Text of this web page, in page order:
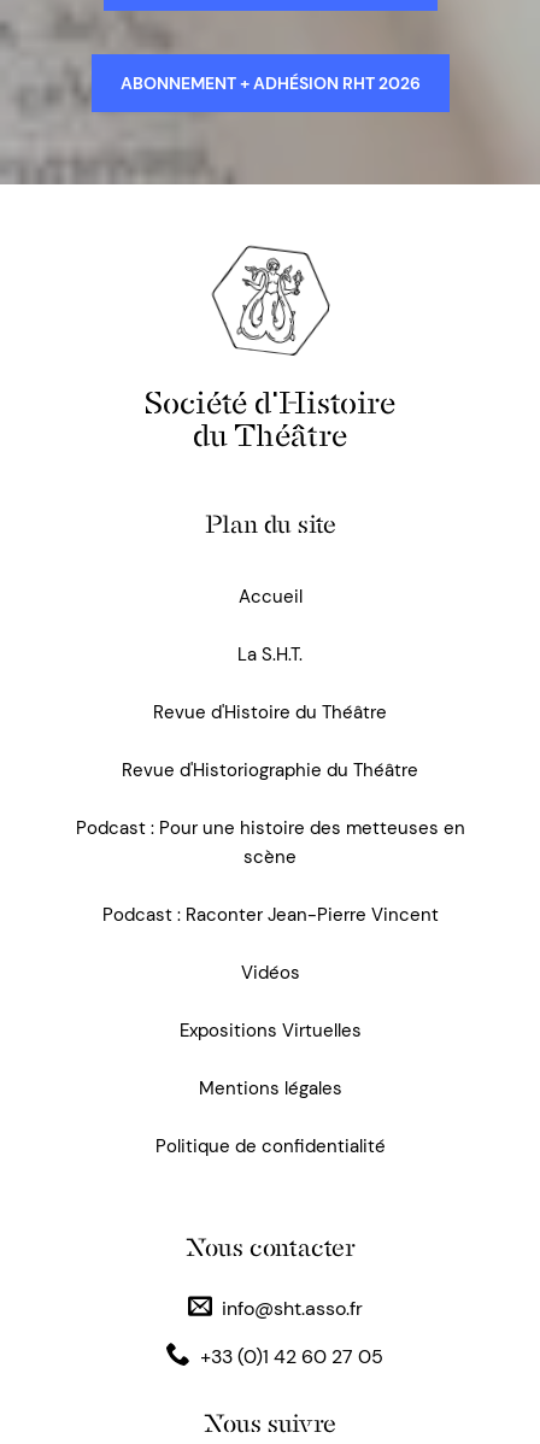
ABONNEMENT + ADHÉSION RHT 2026
Société d'Histoire
du Théâtre
Plan du site
Accueil
La S.H.T.
Revue d'Histoire du Théâtre
Revue d'Historiographie du Théâtre
Podcast : Pour une histoire des metteuses en
scène
Podcast : Raconter Jean-Pierre Vincent
Vidéos
Expositions Virtuelles
Mentions légales
Politique de confidentialité
Nous contacter
info@sht.asso.fr
+33 (0)1 42 60 27 05
Nous suivre